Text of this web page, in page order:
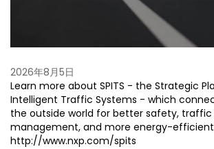
Video
2026年8月5日
Learn more about SPITS - the Strategic
Intelligent Traffic Systems - which
the outside world for better safety,
management, and more energy-efficient
http://www.nxp.com/spits